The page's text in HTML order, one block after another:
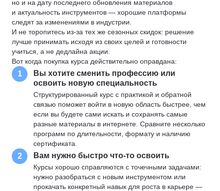
но и на дату последнего обновления материалов
и актуальность инструментов — хорошие платформы
следят за изменениями в индустрии.
И не торопитесь из-за тех же сезонных скидок: решение
лучше принимать исходя из своих целей и готовности
учиться, а не дедлайна акции.
Вот когда покупка курса действительно оправдана:
1
Вы хотите сменить профессию или
освоить новую специальность
Структурированный курс с практикой и обратной
связью поможет войти в новую область быстрее, чем
если вы будете сами искать и сохранять самые
разные материалы в интернете. Сравните несколько
программ по длительности, формату и наличию
сертификата.
2 Вам нужно быстро что-то освоить
Курсы хорошо справляются с точечными задачами:
нужно разобраться с новым инструментом или
прокачать конкретный навык для роста в карьере —